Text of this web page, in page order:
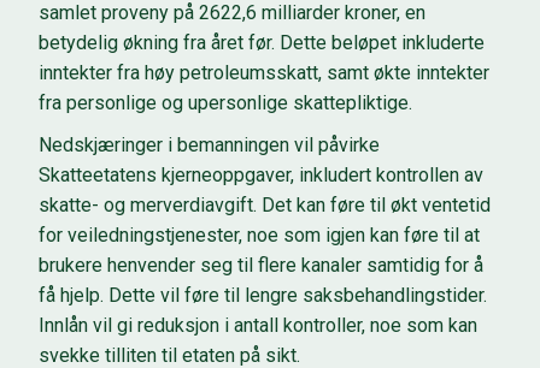
samlet proveny på 2622,6 milliarder kroner, en
betydelig økning fra året før. Dette beløpet inkluderte
inntekter fra høy petroleumsskatt, samt økte inntekter
fra personlige og upersonlige skattepliktige.
Nedskjæringer i bemanningen vil påvirke
Skatteetatens kjerneoppgaver, inkludert kontrollen av
skatte- og merverdiavgift. Det kan føre til økt ventetid
for veiledningstjenester, noe som igjen kan føre til at
brukere henvender seg til flere kanaler samtidig for å
få hjelp. Dette vil føre til lengre saksbehandlingstider.
Innlån vil gi reduksjon i antall kontroller, noe som kan
svekke tilliten til etaten på sikt.